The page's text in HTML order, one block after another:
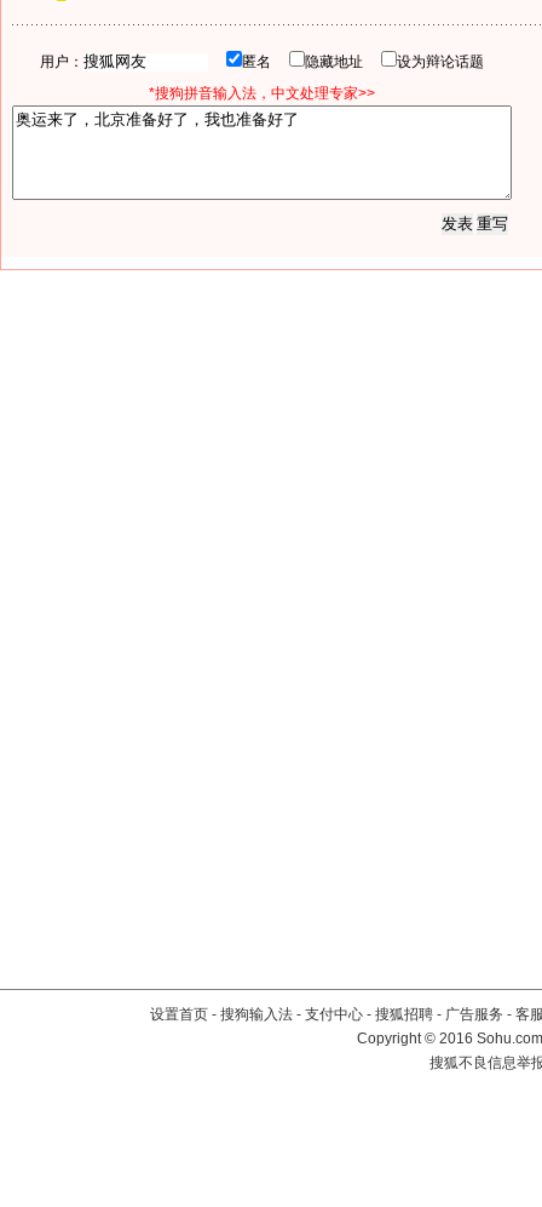
用户： 匿名 隐藏地址
设为辩论话题
*搜狗拼音输入法，中文处理专家>>
设置首页 - 搜狗输入法 - 支付中心 - 搜狐招聘 - 广告服务 - 客
Copyright©2016
搜狐不良信息举